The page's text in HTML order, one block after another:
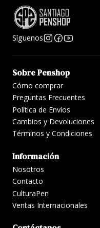
Síguenos
Sobre Penshop
Cómo comprar
Preguntas Frecuentes
Política de Envíos
Cambios y Devoluciones
Términos y Condiciones
Información
Nosotros
Contacto
CulturaPen
Ventas Internacionales